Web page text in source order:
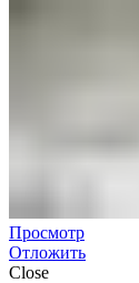
Просмотр
Отложить
Close